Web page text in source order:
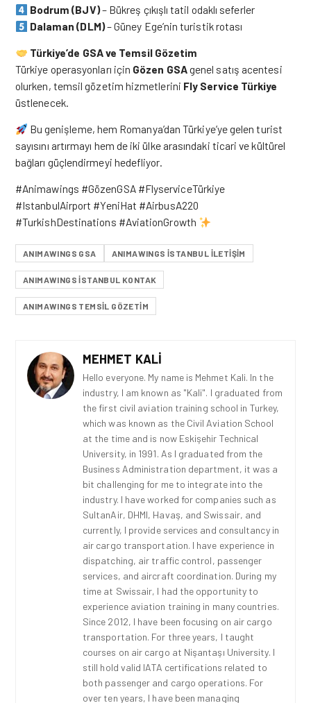
Bodrum (BJV)– Bükreş çıkışlı tatil odaklı seferler
Dalaman (DLM)– Güney Ege’nin turistik rotası
Türkiye’de GSA ve Temsil Gözetim
Türkiye operasyonları için Gözen GSAgenel satış acentesi
olurken, temsil gözetim hizmetlerini Fly Service Türkiye
üstlenecek.
Bu genişleme, hem Romanya’dan Türkiye’ye gelen turist
sayısını artırmayı hem de iki ülke arasındaki ticari ve kültürel
bağları güçlendirmeyi hedefliyor.
#Animawings #GözenGSA #FlyserviceTürkiye
#IstanbulAirport #YeniHat #AirbusA220
#TurkishDestinations #AviationGrowth
ANIMAWINGS GSA ANIMAWINGS İSTANBUL İLETİŞİM
ANIMAWINGS İSTANBUL KONTAK
ANIMAWINGS TEMSİL GÖZETİM
MEHMET KALI
Hello everyone. My name is Mehmet Kali. In the
industry, I am known as "Kali". I graduated from
the first civil aviation training school in Turkey,
which was known as the Civil Aviation School
at the time and is now Eskişehir Technical
University, in 1991. As I graduated from the
Business Administration department, it was a
bit challenging for me to integrate into the
industry. I have worked for companies such as
SultanAir, DHMI, Havaş, and Swissair, and
currently, I provide services and consultancy in
air cargo transportation. I have experience in
dispatching, air traffic control, passenger
services, and aircraft coordination. During my
time at Swissair, I had the opportunity to
experience aviation training in many countries.
Since 2012, I have been focusing on air cargo
transportation. For three years, I taught
courses on air cargo at Nişantaşı University. I
still hold valid IATA certifications related to
both passenger and cargo operations. For
over ten years, I have been managing